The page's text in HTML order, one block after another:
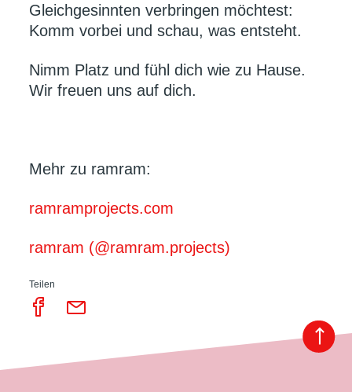
Gleichgesinnten verbringen möchtest:
Komm vorbei und schau, was entsteht.
Nimm Platz und fühl dich wie zu Hause.
Wir freuen uns auf dich.
Mehr zu ramram:
ramramprojects.com
ramram (@ramram.projects)
Teilen